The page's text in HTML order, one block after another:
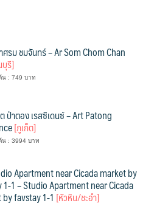
ศรม ชมจันทร์ – Ar Som Chom Chan
รี]
น : 749 บาท
ป่าตอง เรสซิเดนซ์ – Art Patong
[ภูเก็ต]
น : 3994 บาท
Apartment near Cicada market by
1 – Studio Apartment near Cicada
favstay 1-1 [หัวหิน/ชะอำ]